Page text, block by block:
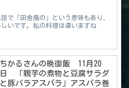
で「田舎風の」という意味もあり、
いです。私の料理は違いますね
ちかるさんの晩御飯 11月20
日 「親芋の煮物と豆腐サラダ
と豚バラアスパラ」アスパラ巻